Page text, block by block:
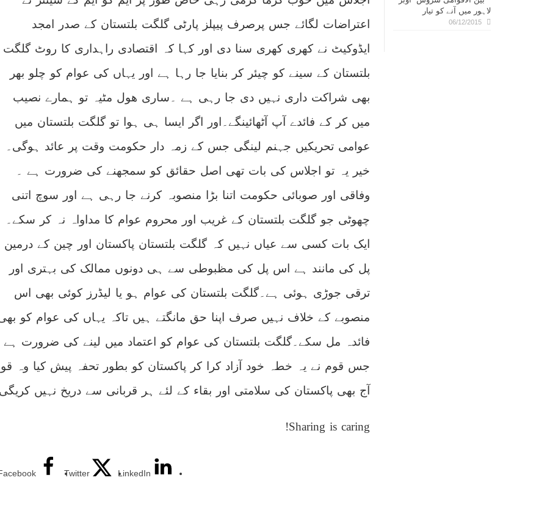
اعتراضات لگائے جس پرصرف پیپلز پارٹی گلگت بلتستان کے صدر امجد
ایڈوکیٹ نے کھری کھری سنا دی اور کہا کہ اقتصادی راہداری کا روٹ گلگت
بلتستان کے سینے کو چیئر کر بنایا جا رہا ہے اور یہاں کی عوام کو چلو بھر
بھی شراکت داری نہیں دی جا رہی ہے ۔ساری ھول مٹیہ تو ہمارے نصیب
میں کر کے فائدے آپ آٹھائینگے۔اور اگر ایسا ہی ہوا تو گلگت بلتستان میں
عوامی تحریکیں جہنم لینگی جس کے زمہ دار حکومت وقت پر عائد ہوگی۔
خیر یہ تو اجلاس کی بات تھی اصل حقائق کو سمجھنے کی ضرورت ہے ۔
وفاقی اور صوبائی حکومت اتنا بڑا منصوبہ کرنے جا رہی ہے اور سوچ اتنی
چھوٹی جو گلگت بلتستان کے غریب اور محروم عوام کا مداواہ نہ کر سکے۔
ایک بات کسی سے عیاں نہیں کہ گلگت بلتستان پاکستان اور چین کے درمین
پل کی مانند ہے اس پل کی مظبوطی سے ہی دونوں ممالک کی بہتری اور
ترقی جوڑی ہوئی ہے۔گلگت بلتستان کی عوام ہو یا لیڈرز کوئی بھی اس
منصوبے کے خلاف نہیں صرف اپنا حق مانگتے ہیں تاکہ یہاں کی عوام کو
فائدہ مل سکے۔گلگت بلتستان کی عوام کو اعتماد میں لینے کی ضرورت ہے
جس قوم نے یہ خطہ خود آزاد کرا کر پاکستان کو بطور تحفہ پیش کیا وہ
آج بھی پاکستان کی سلامتی اور بقاء کے لئے ہر قربانی سے دریخ نہیں
Sharing is caring!
Twitter LinkedIn
لاہور میں آنے کو تیار
06/12/2015